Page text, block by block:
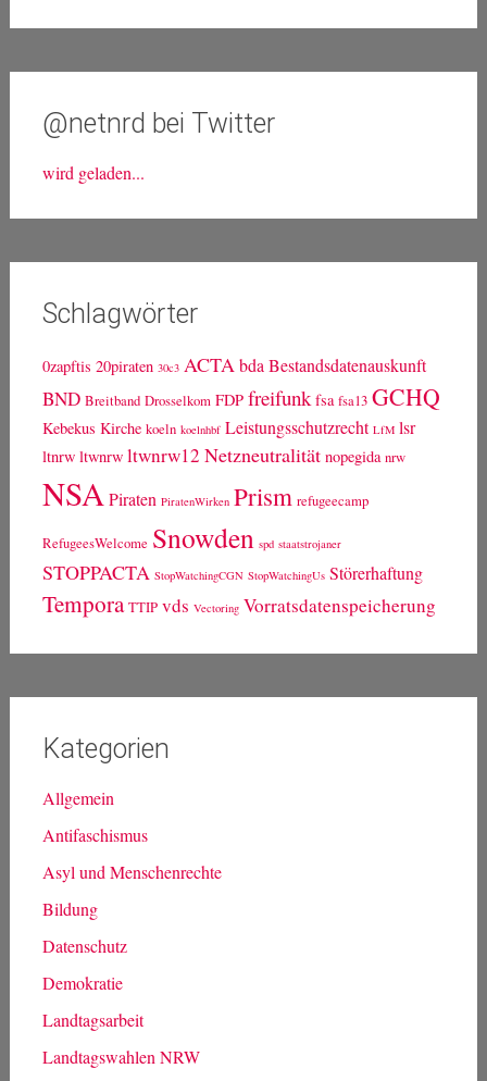
@netnrd bei Twitter
wird geladen...
Schlagwörter
0zapftis 20piraten 30c3 ACTAbdaBestandsdatenauskunft
BND Breitband Drosselkom FDP freifunk fsa fsa13 GCHQ
Kebekus Kirche koeln koelnhbf Leistungsschutzrecht LfM lsr
ltnrw ltwnrw ltwnrw12 Netzneutralität nopegida nrw
NSAPiraten PiratenWirken Prism refugeecamp
RefugeesWelcome Snowden spd staatstrojaner
STOPPACTA StopWatchingCGN StopWatchingUs Störerhaftung
Tempora TTIP vds Vectoring Vorratsdatenspeicherung
Kategorien
Allgemein
Antifaschismus
Asyl und Menschenrechte
Bildung
Datenschutz
Demokratie
Landtagsarbeit
Landtagswahlen NRW